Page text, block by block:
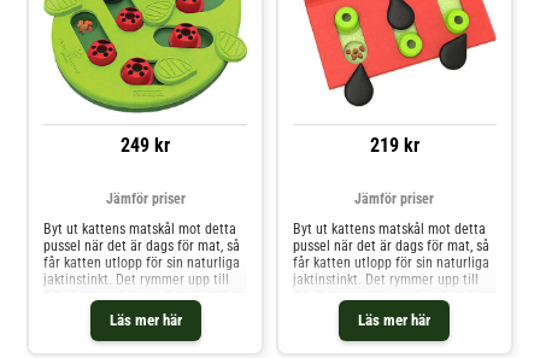
249 kr
Läs mer här
Jämför priser
Byt ut kattens matskål mot detta
pussel när det är dags för mat, så
får katten utlopp för sin naturliga
jaktinstinkt. Det rymmer upp till
nyfikna katter därute. Genom att
katten skjuter på klossarna och
vrider på löven så hittar den
219 kr
Läs mer här
Jämför priser
Byt ut kattens matskål mot detta
pussel när det är dags för mat, så
får katten utlopp för sin naturliga
jaktinstinkt. Det rymmer upp till
nyfikna katter därute. Genom att
katten skjuter på klossarna och
vrider på de svarta fröbitarna så